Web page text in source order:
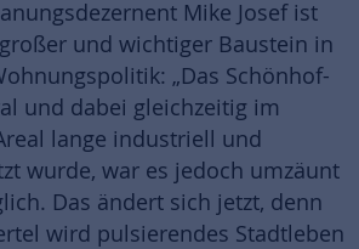
Mike Josef ist
und wichtiger Baustein in
„Das Schönhof-
und dabei gleichzeitig im
lange industriell und
wurde, war es jedoch umzäunt
Das ändert sich jetzt, denn
wird pulsierendes Stadtleben